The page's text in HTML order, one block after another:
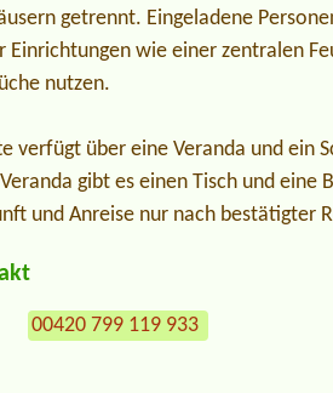
getrennt. Eingeladene
Einrichtungen wie einer zentralen
nutzen.
verfügt über eine Veranda und ein
gibt es einen Tisch und eine
und Anreise nur nach bestätigter
00420 799 119 933